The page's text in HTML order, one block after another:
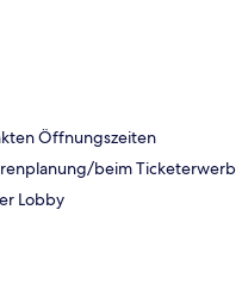
Öffnungszeiten
beim Ticketerwerb
Lobby